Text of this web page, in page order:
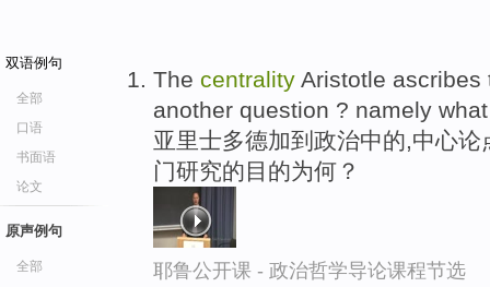
双语例句
全部
口语
书面语
论文
原声例句
全部
The centrality Aristotle ascribes
another question ? namely
亚里士多德加到政治中的,中心
门研究的目的为何？
耶鲁公开课 - 政治哲学导论课程节选